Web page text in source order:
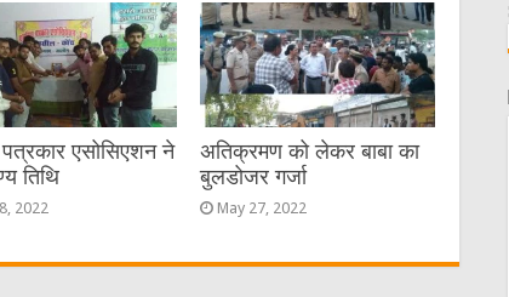
पत्रकार एसोसिएशन ने
तिथि
2022
अतिक्रमण को लेकर बाबा का
बुलडोजर गर्जा
May 27, 2022